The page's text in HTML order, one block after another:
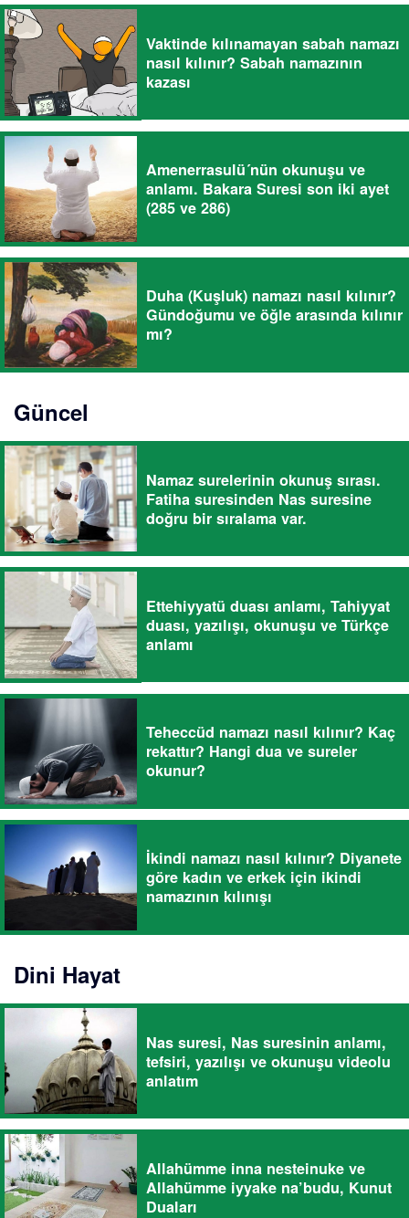
Vaktinde kılınamayan sabah namazı
nasıl kılınır? Sabah namazının
kazası
Amenerrasulü´nün okunuşu ve
anlamı. Bakara Suresi son iki ayet
(285 ve 286)
Duha (Kuşluk) namazı nasıl kılınır?
Gündoğumu ve öğle arasında kılınır
mı?
Güncel
Namaz surelerinin okunuş sırası.
Fatiha suresinden Nas suresine
doğru bir sıralama var.
Ettehiyyatü duası anlamı, Tahiyyat
duası, yazılışı, okunuşu ve Türkçe
anlamı
Teheccüd namazı nasıl kılınır? Kaç
rekattır? Hangi dua ve sureler
okunur?
İkindi namazı nasıl kılınır? Diyanete
göre kadın ve erkek için ikindi
namazının kılınışı
Dini Hayat
Nas suresi, Nas suresinin anlamı,
tefsiri, yazılışı ve okunuşu videolu
anlatım
Allahümme inna nesteinuke ve
Allahümme iyyake na’budu, Kunut
Duaları